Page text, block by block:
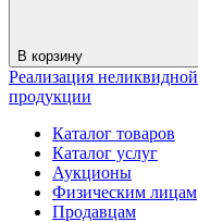
В корзину
Реализация неликвидной
продукции
Каталог товаров
Каталог услуг
Аукционы
Физическим лицам
Продавцам